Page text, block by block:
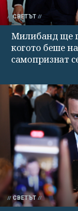
СВЕТЪТ
Милибанд ще
когото беше
самопризнат
СВЕТЪТ